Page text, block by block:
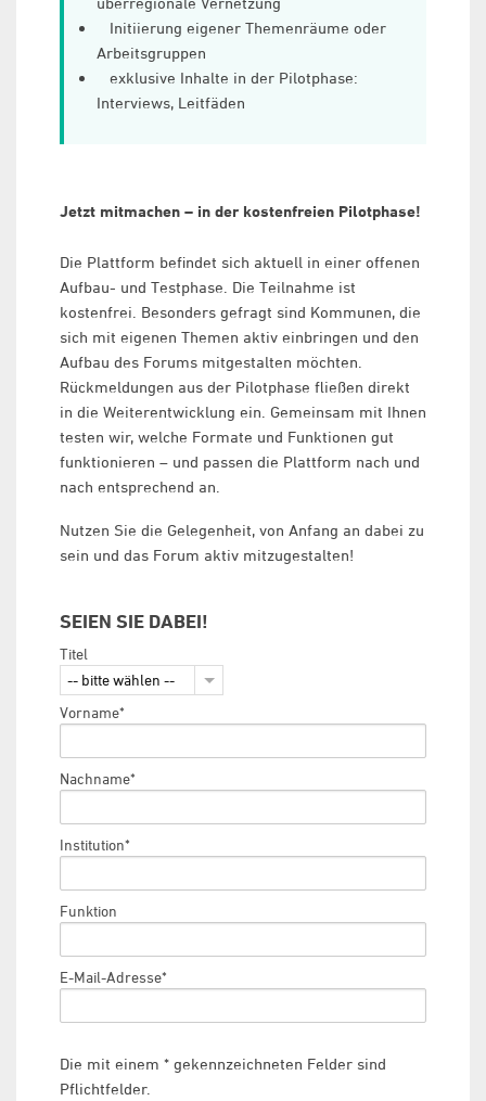
Initiierung eigener Themenräume oder
Arbeitsgruppen
exklusive Inhalte in der Pilotphase:
Interviews, Leitfäden
Jetzt mitmachen – in der kostenfreien Pilotphase!
Die Plattform befindet sich aktuell in einer offenen
Aufbau- und Testphase. Die Teilnahme ist
kostenfrei. Besonders gefragt sind Kommunen, die
sich mit eigenen Themen aktiv einbringen und den
Aufbau des Forums mitgestalten möchten.
Rückmeldungen aus der Pilotphase fließen direkt
in die Weiterentwicklung ein. Gemeinsam mit Ihnen
testen wir, welche Formate und Funktionen gut
funktionieren – und passen die Plattform nach und
nach entsprechend an.
Nutzen Sie die Gelegenheit, von Anfang an dabei zu
sein und das Forum aktiv mitzugestalten!
SEIEN SIE DABEI!
Titel
-- bitte wählen --
Vorname*
Nachname*
Institution*
Funktion
E-Mail-Adresse*
Die mit einem * gekennzeichneten Felder sind
Pflichtfelder.